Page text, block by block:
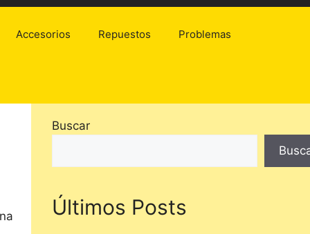
Accesorios Repuestos Problemas
Buscar
Últimos Posts